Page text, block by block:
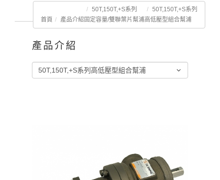
首頁 產品介紹
50T,150T,+S系列
固定容量/雙聯葉片幫浦
50T,150T,+S系列
高低壓型組合幫浦
產品介紹